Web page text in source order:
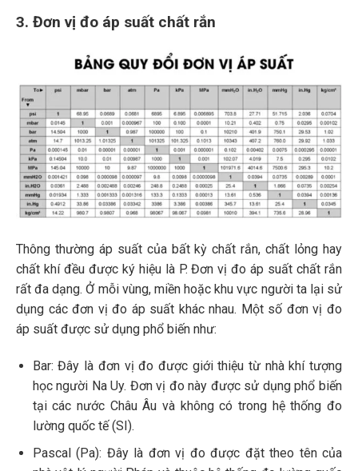
3. Đơn vị đo áp suất chất rắn
Thông thường áp suất của bất kỳ chất rắn, chất lỏng hay
chất khí đều được ký hiệu là P. Đơn vị đo áp suất chất rắn
rất đa dạng. Ở mỗi vùng, miền hoặc khu vực người ta lại sử
dụng các đơn vị đo áp suất khác nhau. Một số đơn vị đo
áp suất được sử dụng phổ biến như:
Bar: Đây là đơn vị đo được giới thiệu từ nhà khí tượng
học người Na Uy. Đơn vị đo này được sử dụng phổ biến
tại các nước Châu Âu và không có trong hệ thống đo
lường quốc tế (SI).
Pascal (Pa): Đây là đơn vị đo được đặt theo tên của